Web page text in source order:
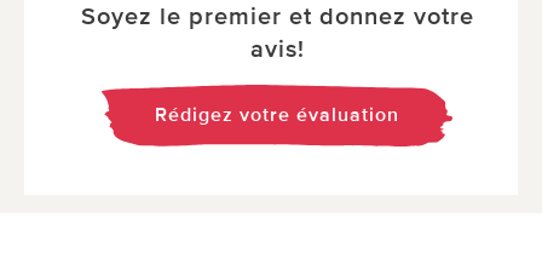
Soyez le premier et donnez votre
avis!
Rédigez votre évaluation